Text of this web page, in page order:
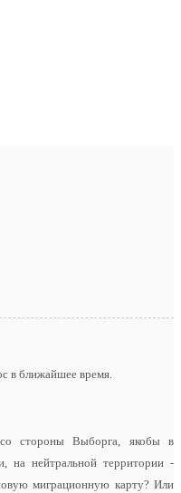
в ближайшее время.
стороны Выборга, якобы в
на нейтральной территории -
миграционную карту? Или